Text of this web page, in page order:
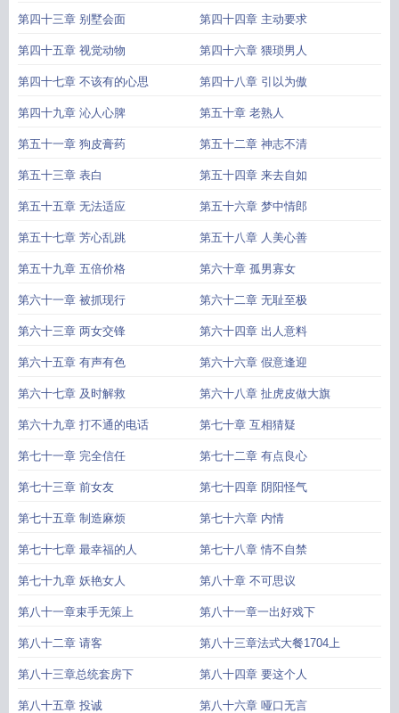
第四十三章 别墅会面 第四十四章 主动要求
第四十五章 视觉动物 第四十六章 猥琐男人
第四十七章 不该有的心思 第四十八章 引以为傲
第四十九章 沁人心脾 第五十章 老熟人
第五十一章 狗皮膏药 第五十二章 神志不清
第五十三章 表白 第五十四章 来去自如
第五十五章 无法适应 第五十六章 梦中情郎
第五十七章 芳心乱跳 第五十八章 人美心善
第五十九章 五倍价格 第六十章 孤男寡女
第六十一章 被抓现行 第六十二章 无耻至极
第六十三章 两女交锋 第六十四章 出人意料
第六十五章 有声有色 第六十六章 假意逢迎
第六十七章 及时解救 第六十八章 扯虎皮做大旗
第六十九章 打不通的电话 第七十章 互相猜疑
第七十一章 完全信任 第七十二章 有点良心
第七十三章 前女友 第七十四章 阴阳怪气
第七十五章 制造麻烦 第七十六章 内情
第七十七章 最幸福的人 第七十八章 情不自禁
第七十九章 妖艳女人 第八十章 不可思议
第八十一章束手无策上 第八十一章一出好戏下
第八十二章 请客 第八十三章法式大餐1704上
第八十三章总统套房下 第八十四章 要这个人
第八十五章 投诚 第八十六章 哑口无言